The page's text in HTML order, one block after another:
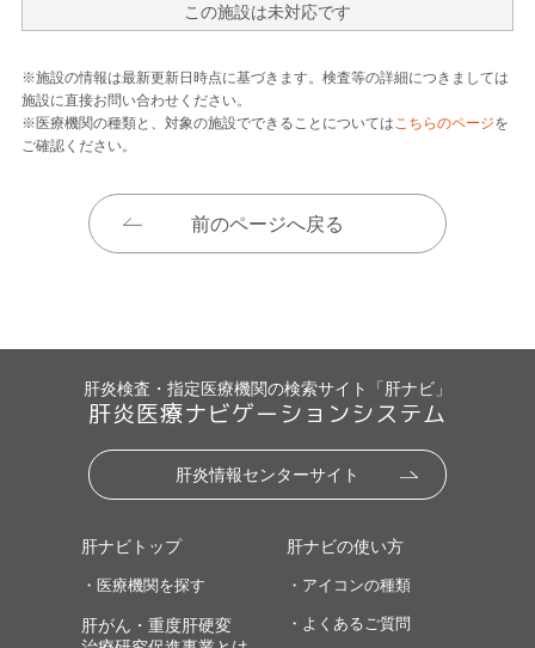
この施設は未対応です
※施設の情報は最新更新日時点に基づきます。検査等の詳細につきましては
施設に直接お問い合わせください。
※医療機関の種類と、対象の施設でできることについてはこちらのページを
ご確認ください。
前のページへ戻る
肝炎検査・指定医療機関の検索サイト「肝ナビ」
肝炎医療ナビゲーションシステム
肝炎情報センターサイト
肝ナビトップ
・医療機関を探す
肝がん・重度肝硬変
肝ナビの使い方
・アイコンの種類
・よくあるご質問